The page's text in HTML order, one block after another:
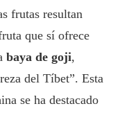
frutas resultan
que sí ofrece
baya de goji,
del Tíbet”. Esta
se ha destacado